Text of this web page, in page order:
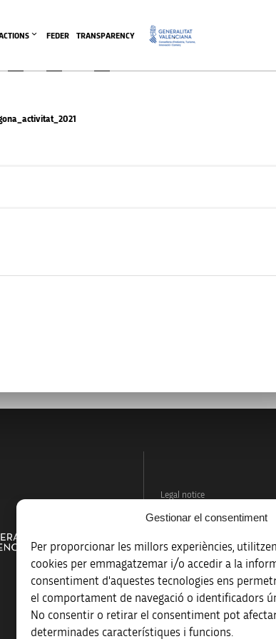
Gestionar el consentiment
Per proporcionar les millors experiències,
cookies per emmagatzemar i/o accedir a la
consentiment d'aquestes tecnologies ens
el comportament de navegació o identificadors
No consentir o retirar el consentiment pot
determinades característiques i funcions.
FEDER TRANSPARENCY .
Legal notice
Accessibility
Site map